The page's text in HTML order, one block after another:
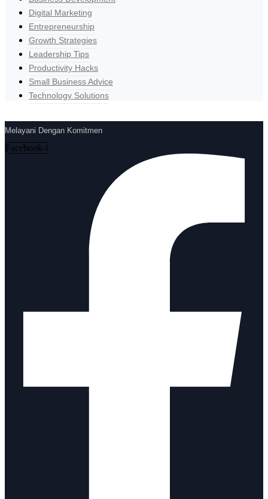
Digital Marketing
Entrepreneurship
Growth Strategies
Leadership Tips
Productivity Hacks
Small Business Advice
Technology Solutions
Melayani Dengan Komitmen
Facebook-f